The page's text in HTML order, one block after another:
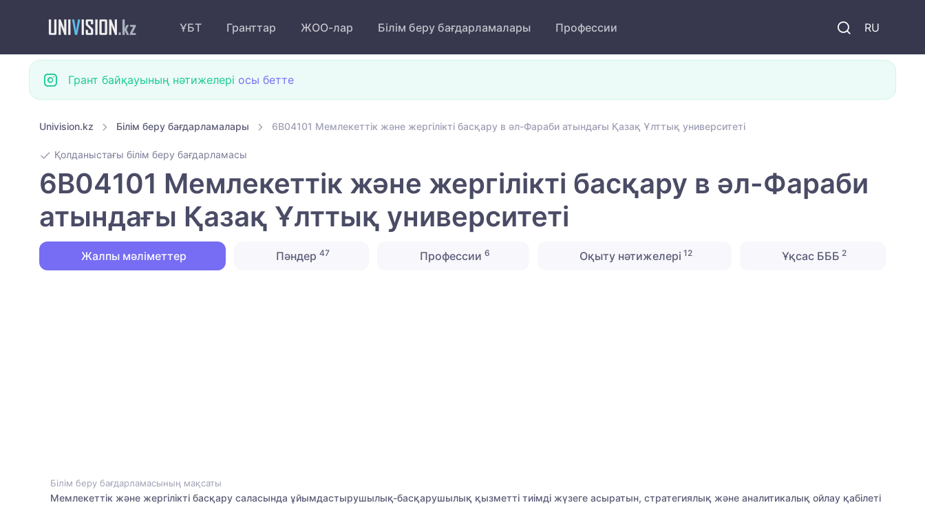
RU
ҰБТ Гранттар ЖОО-лар Білім беру бағдарламалары Профессии
Грант байқауының нәтижелері осы бетте
Univision.kz Білім беру бағдарламалары 6B04101 Мемлекеттік және жергілікті басқару в әл-Фараби атындағы Қазақ Ұлттық университеті
Қолданыстағы білім беру бағдарламасы
6B04101 Мемлекеттік және жергілікті басқару в әл-Фараби
атындағы Қазақ Ұлттық университеті
Жалпы мәліметтер Пәндер47 Профессии 6 Оқыту нәтижелері 12 Ұқсас БББ 2
Білім беру бағдарламасының мақсаты
Мемлекеттік және жергілікті басқару саласында ұйымдастырушылық-басқарушылық қызметті тиімді жүзеге асыратын, стратегиялық және аналитикалық ойлау қабілеті